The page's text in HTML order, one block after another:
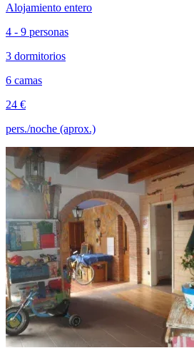
Alojamiento entero
4 - 9 personas
3 dormitorios
6 camas
24 €
pers./noche (aprox.)